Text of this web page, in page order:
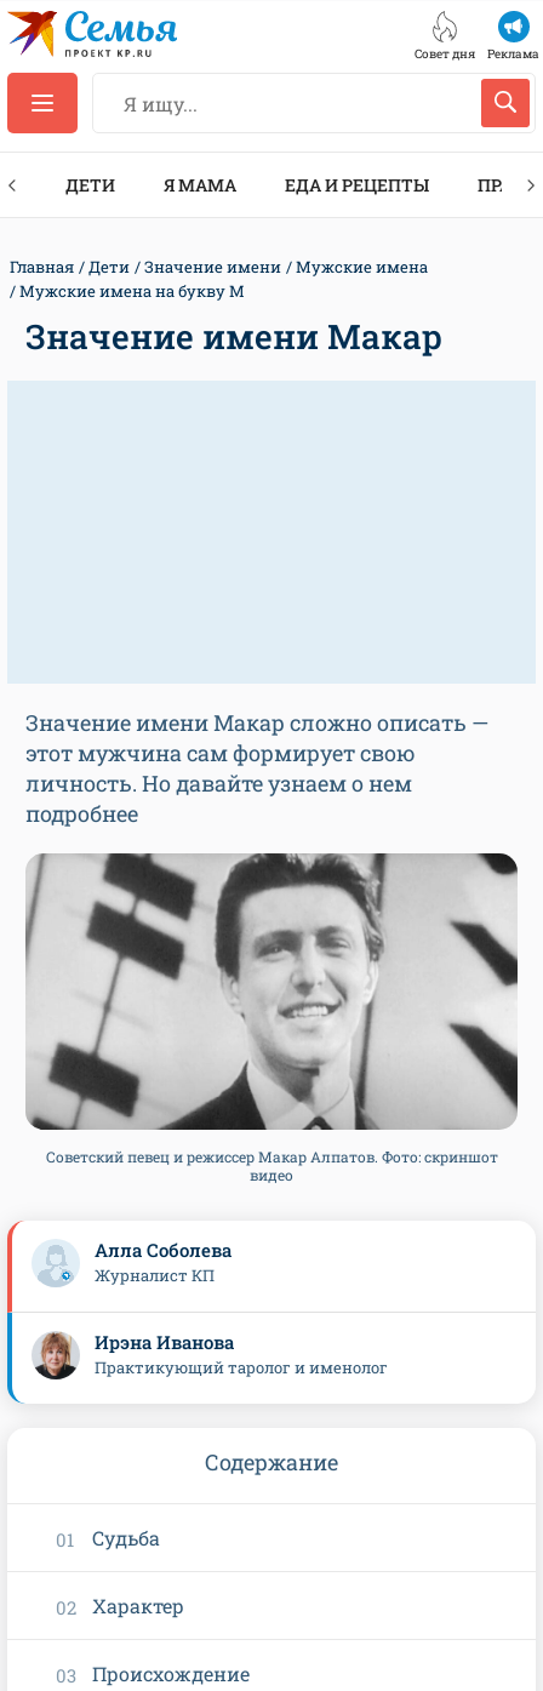
Совет дня Реклама
ДЕТИ Я МАМА ЕДА И РЕЦЕПТЫ
Главная Дети Значение имени
Мужские имена
Мужские имена на букву М
Значение имени Макар
Значение имени Макар сложно описать —
этот мужчина сам формирует свою
личность. Но давайте узнаем о нем
подробнее
Советский певец и режиссер Макар Алпатов. Фото: скриншот
видео
Алла Соболева
Журналист КП
Ирэна Иванова
Практикующий таролог и именолог
Содержание
Судьба
Характер
Происхождение